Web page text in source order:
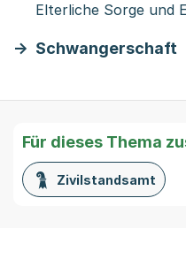
Elterliche Sorge und
Schwangerschaft
Für dieses Thema
Zivilstandsamt